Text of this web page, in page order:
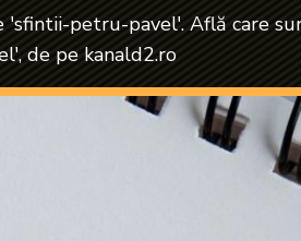
petru-pavel'. Află care
de pe kanald2.ro